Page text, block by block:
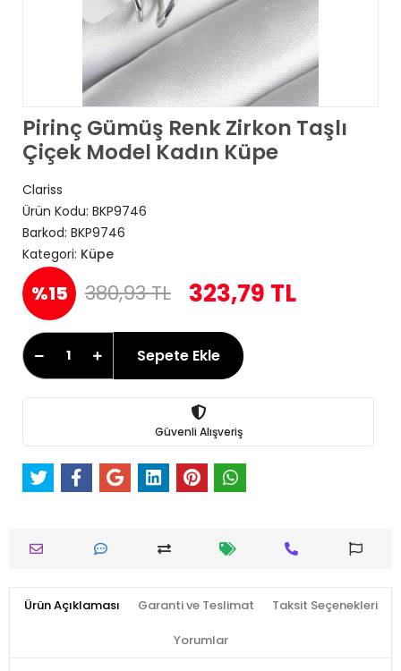
Pirinç Gümüş Renk Zirkon Taşlı
Çiçek Model Kadın Küpe
Clariss
Ürün Kodu: BKP9746
Barkod: BKP9746
Kategori: Küpe
%15 380,93 TL 323,79 TL
Sepete Ekle
Güvenli Alışveriş
Ürün Açıklaması Garanti ve Teslimat Taksit Seçenekleri
Yorumlar